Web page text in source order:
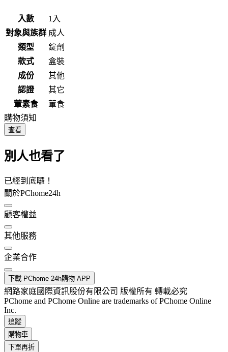
入數
1入
對象與族群 成人
類型
錠劑
款式
盒裝
成份
其他
認證
其它
葷素食
葷食
購物須知
查看
別人也看了
已經到底囉！
關於PChome24h
顧客權益
其他服務
企業合作
下載 PChome 24h購物 APP
網路家庭國際資訊股份有限公司 版權所有 轉載必究
PChome and PChome Online are trademarks of PChome Online
Inc.
追蹤
購物車
下單再折